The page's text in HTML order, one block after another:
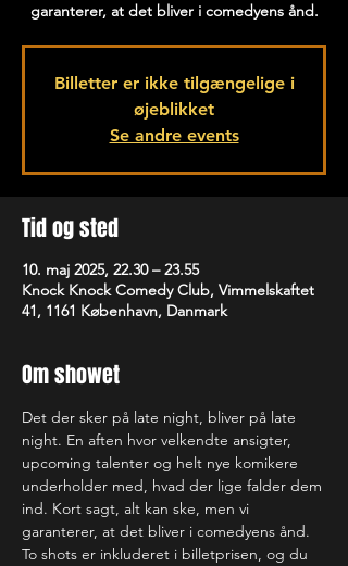
garanterer, at det bliver i comedyens ånd.
Billetter er ikke tilgængelige i
øjeblikket
Se andre events
Tid og sted
10. maj 2025, 22.30 – 23.55
Knock Knock Comedy Club, Vimmelskaftet
41, 1161 København, Danmark
Om showet
Det der sker på late night, bliver på late
night. En aften hvor velkendte ansigter,
upcoming talenter og helt nye komikere
underholder med, hvad der lige falder dem
ind. Kort sagt, alt kan ske, men vi
garanterer, at det bliver i comedyens ånd.
To shots er inkluderet i billetprisen, og du